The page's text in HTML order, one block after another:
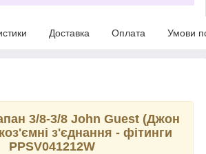
Доставка Оплата Умови
3/8-3/8 John Guest (Джон
з'єднання - фітинги
PPSV041212W